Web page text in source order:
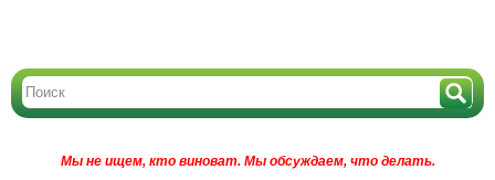
Мы не ищем, кто виноват. Мы обсуждаем, что делать.